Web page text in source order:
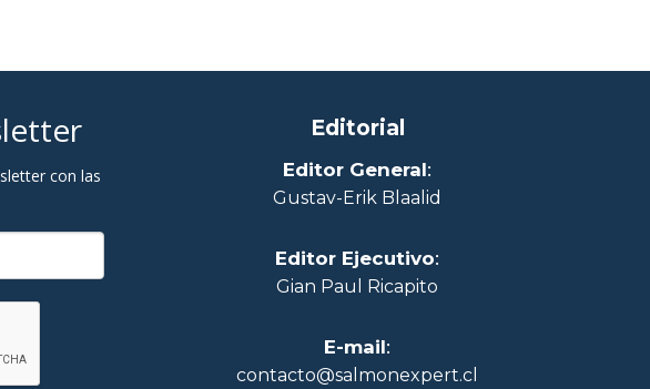
con las
Editorial
Editor General:
Gustav-Erik Blaalid
Editor Ejecutivo:
Gian Paul Ricapito
E-mail:
contacto@salmonexpert.cl